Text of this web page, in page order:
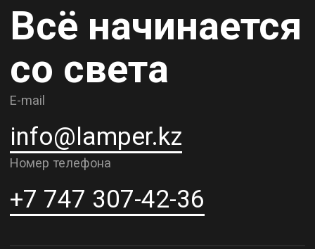
Контакты
О компании
Рассрочка и кредит
к5
Адрес шоурума в г. Астана
г. Астана, ул. Мангилик Ел. д.21
Благодарим за внимание к Lamper.kz.
До встречи в ваших будущих